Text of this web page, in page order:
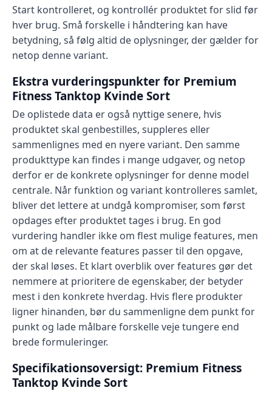
Start kontrolleret, og kontrollér produktet for slid før
hver brug. Små forskelle i håndtering kan have
betydning, så følg altid de oplysninger, der gælder for
netop denne variant.
Ekstra vurderingspunkter for Premium
Fitness Tanktop Kvinde Sort
De oplistede data er også nyttige senere, hvis
produktet skal genbestilles, suppleres eller
sammenlignes med en nyere variant. Den samme
produkttype kan findes i mange udgaver, og netop
derfor er de konkrete oplysninger for denne model
centrale. Når funktion og variant kontrolleres samlet,
bliver det lettere at undgå kompromiser, som først
opdages efter produktet tages i brug. En god
vurdering handler ikke om flest mulige features, men
om at de relevante features passer til den opgave,
der skal løses. Et klart overblik over features gør det
nemmere at prioritere de egenskaber, der betyder
mest i den konkrete hverdag. Hvis flere produkter
ligner hinanden, bør du sammenligne dem punkt for
punkt og lade målbare forskelle veje tungere end
brede formuleringer.
Specifikationsoversigt: Premium Fitness
Tanktop Kvinde Sort